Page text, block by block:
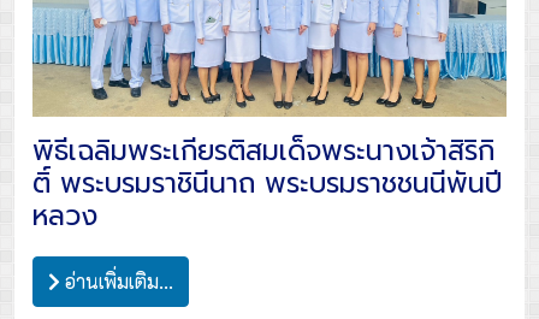
พิธีเฉลิมพระเกียรติสมเด็จพระนางเจ้าสิริกิ
ติ์ พระบรมราชินีนาถ พระบรมราชชนนีพันปี
หลวง
อ่านเพิ่มเติม...